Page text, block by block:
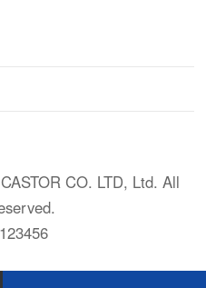
CO. LTD, Ltd. All